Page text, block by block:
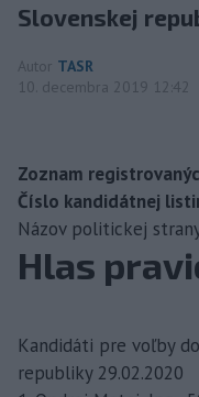
Slovenskej
Autor TASR
10. decembra 2019 12:42
Zoznam
Číslo kandidátnej
Názov politickej
Hlas
Kandidáti pre voľby
republiky 29.02.2020